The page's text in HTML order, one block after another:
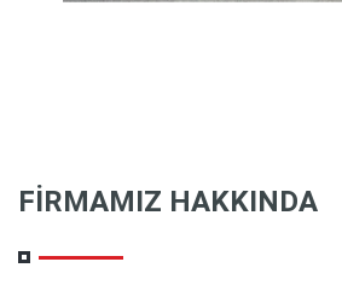
FIRMAMIZ HAKKINDA